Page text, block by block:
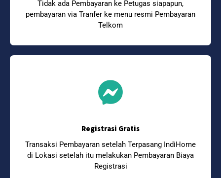
Tidak ada Pembayaran ke Petugas siapapun,
pembayaran via Tranfer ke menu resmi Pembayaran
Telkom
Registrasi Gratis
Transaksi Pembayaran setelah Terpasang IndiHome
di Lokasi setelah itu melakukan Pembayaran Biaya
Registrasi